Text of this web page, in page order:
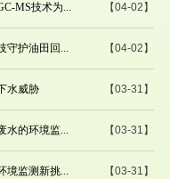
【04-02】
MS技术为...
【04-02】
守护油田回...
【03-31】
水威胁
【03-31】
水的环境监...
【03-31】
境监测新挑...